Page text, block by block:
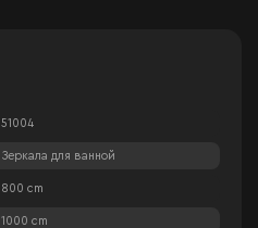
51004
Зеркала для ванной
800 cm
1000 cm